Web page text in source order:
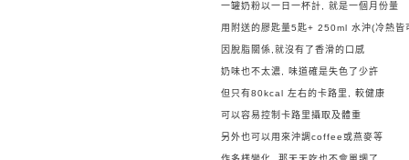
一罐奶粉以一日一杯計, 就是一個月份量
用附送的膠匙量5匙+ 250ml 水沖(冷熱皆
因脫脂關係,就沒有了香滑的口感
奶味也不太濃, 味道確是失色了少許
但只有80kcal 左右的卡路里, 較健康
可以容易控制卡路里攝取及體重
另外也可以用來沖調coffee或燕麥等